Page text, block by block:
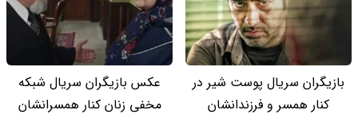
بازیگران سریال پوست شیر در
کنار همسر و فرزندانشان
عکس بازیگران سریال شبکه
مخفی زنان کنار همسرانشان